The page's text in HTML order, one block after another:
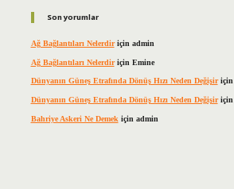
Son yorumlar
Ağ Bağlantıları Nelerdiriçin admin
Ağ Bağlantıları Nelerdiriçin Emine
Dünyanın Güneş Etrafında Dönüş Hızı Neden Değişiriçin
Dünyanın Güneş Etrafında Dönüş Hızı Neden Değişiriçin
Bahriye Askeri Ne Demek için admin